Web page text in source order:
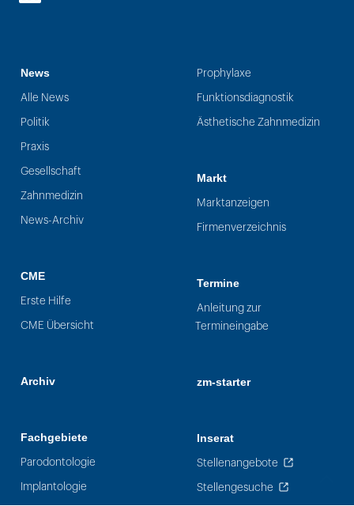
News
Alle News
Politik
Praxis
Gesellschaft
Zahnmedizin
News-Archiv
CME
Erste Hilfe
CME Übersicht
Archiv
Fachgebiete
Parodontologie
Implantologie
Prophylaxe
Funktionsdiagnostik
Ästhetische Zahnmedizin
Markt
Marktanzeigen
Firmenverzeichnis
Termine
Anleitung zur
Termineingabe
zm-starter
Inserat
Stellenangebote
Stellengesuche